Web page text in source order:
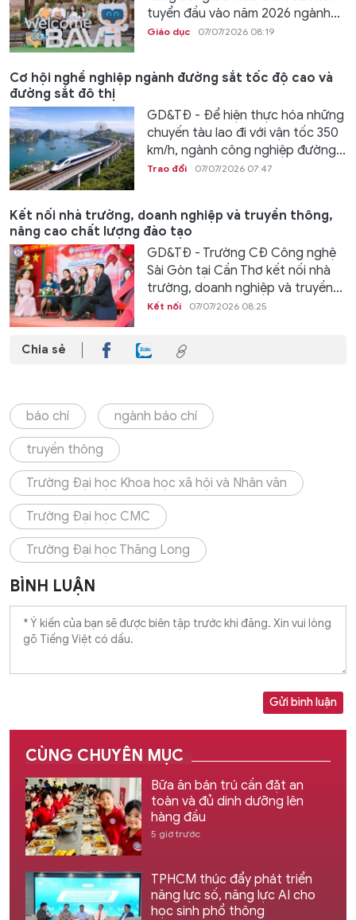
tuyển đầu vào năm 2026 ngành...
Giáo dục 07/07/2026 08:19
Cơ hội nghề nghiệp ngành đường sắt tốc độ cao và
đường sắt đô thị
GD&TĐ - Để hiện thực hóa những
chuyến tàu lao đi với vận tốc 350
km/h, ngành công nghiệp đường...
Trao đổi 07/07/2026 07:47
Kết nối nhà trường, doanh nghiệp và truyền thông,
nâng cao chất lượng đào tạo
GD&TĐ - Trường CĐ Công nghệ
Sài Gòn tại Cần Thơ kết nối nhà
trường, doanh nghiệp và truyền...
Kết nối 07/07/2026 08:25
Chia sẻ
báo chí ngành báo chí
truyền thông
Trường Đại học Khoa học xã hội và Nhân văn
Trường Đại học CMC
Trường Đại học Thăng Long
BÌNH LUẬN
Gửi bình luận
CÙNG CHUYÊN MỤC
Bữa ăn bán trú cần đặt an
toàn và đủ dinh dưỡng lên
hàng đầu
5 giờ trước
TPHCM thúc đẩy phát triển
năng lực số, năng lực AI cho
học sinh phổ thông